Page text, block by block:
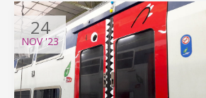
24
NOV'23